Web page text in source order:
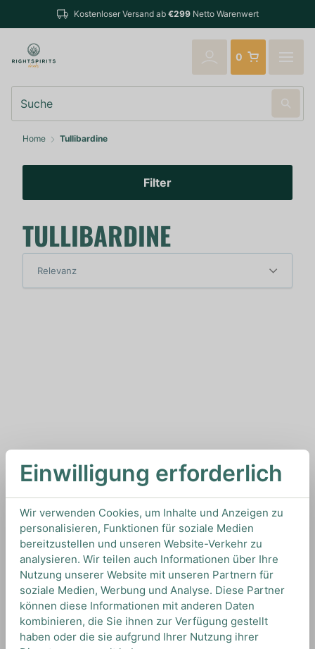
Kostenloser Versand ab €299 Netto Warenwert
0
Home Tullibardine
Filter
TULLIBARDINE
Einwilligung erforderlich
Wir verwenden Cookies, um Inhalte und Anzeigen zu
personalisieren, Funktionen für soziale Medien
bereitzustellen und unseren Website-Verkehr zu
analysieren. Wir teilen auch Informationen über Ihre
Nutzung unserer Website mit unseren Partnern für
soziale Medien, Werbung und Analyse. Diese Partner
können diese Informationen mit anderen Daten
kombinieren, die Sie ihnen zur Verfügung gestellt
haben oder die sie aufgrund Ihrer Nutzung ihrer